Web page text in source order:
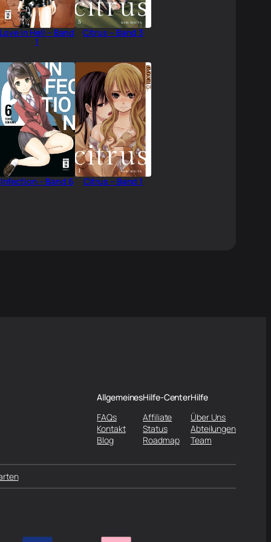
Love in Hell – Band
1
Citrus – Band 3
Infection – Band 6 Citrus – Band 1
Allgemeines
FAQs
Kontakt
Blog
Hilfe-Center
Affiliate
Status
Roadmap
Hilfe
Über Uns
Abteilungen
Team